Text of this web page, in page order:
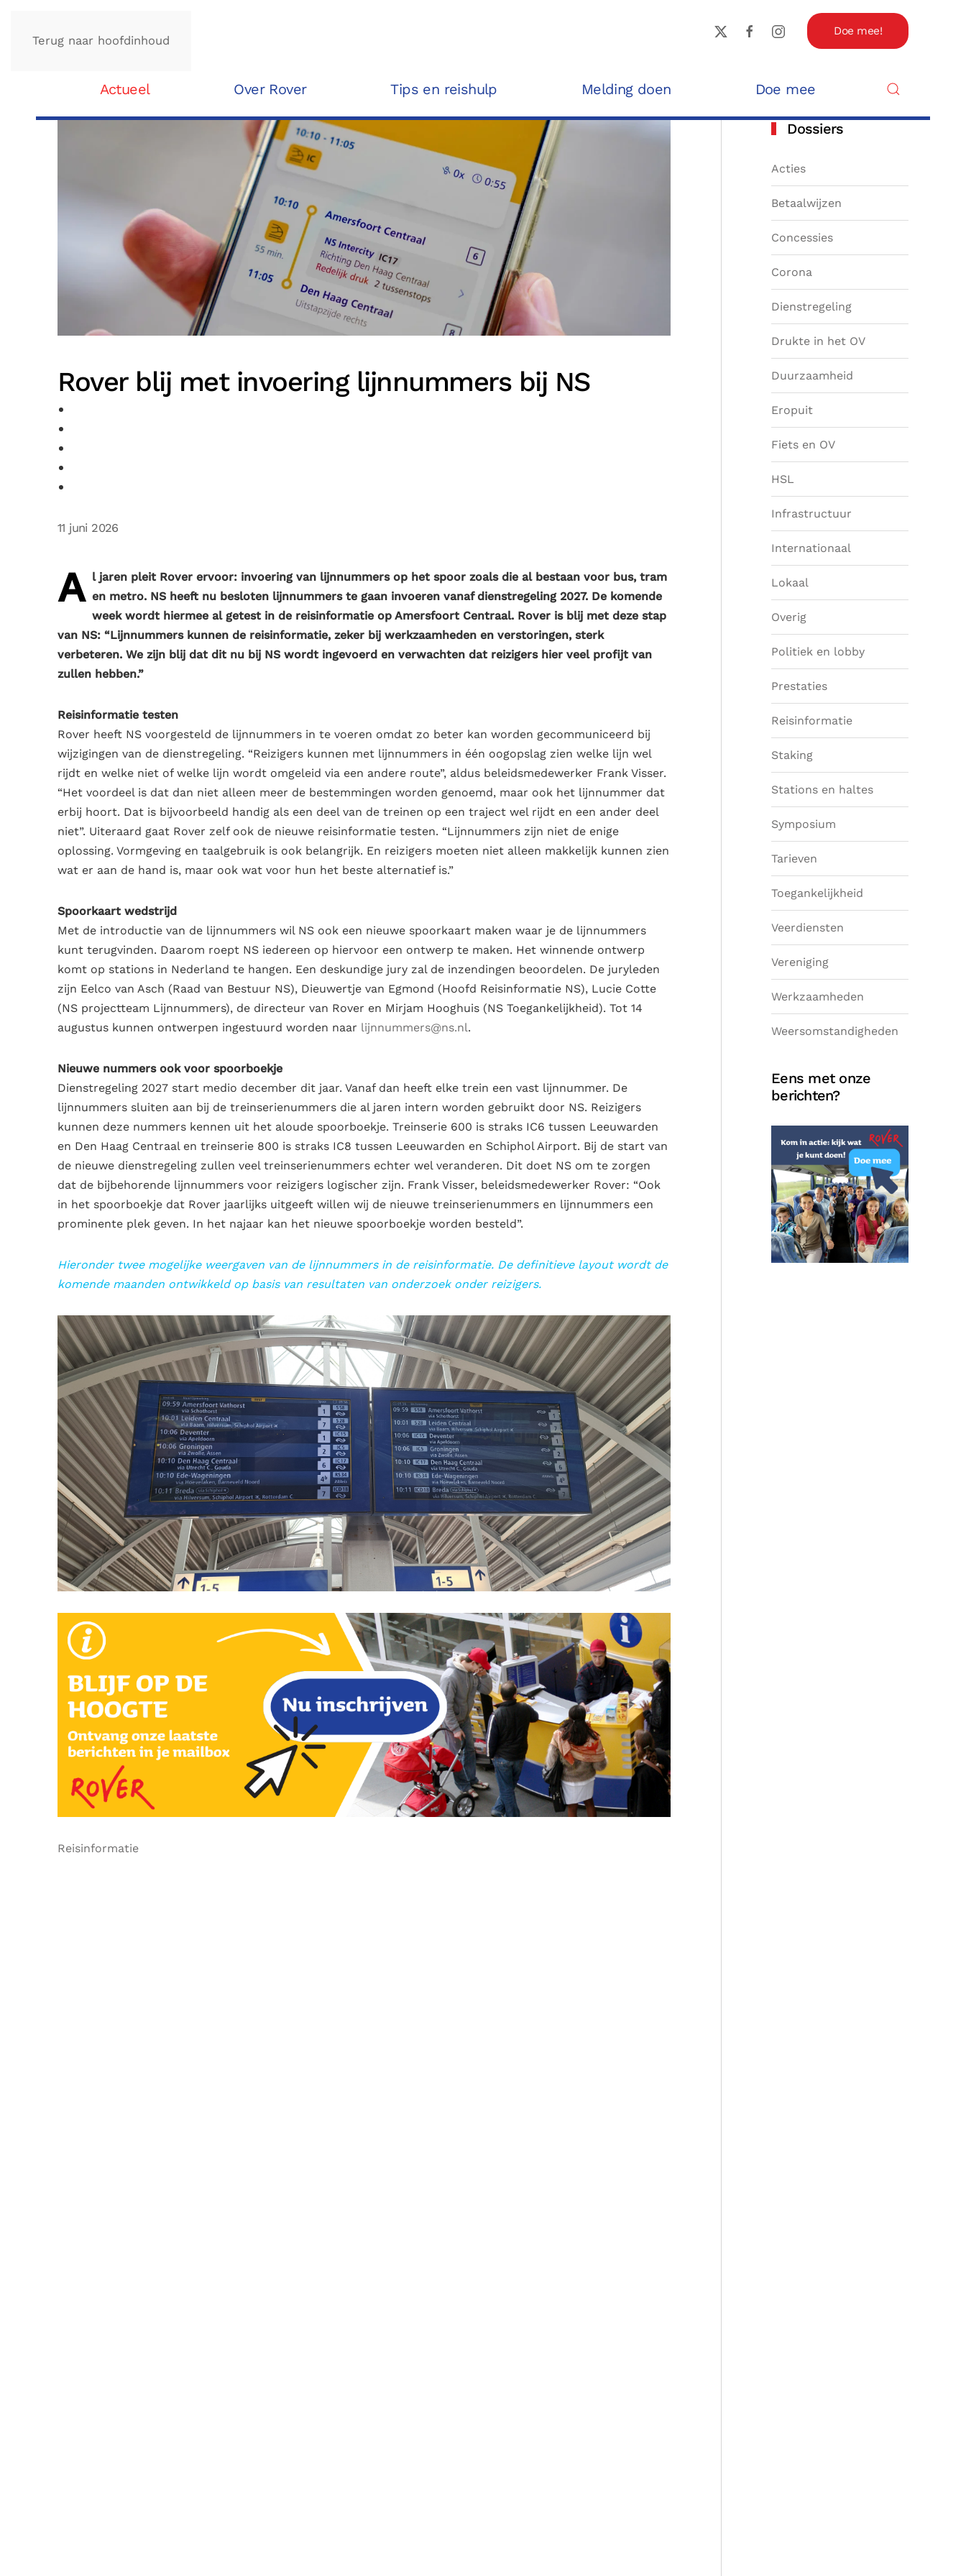
Terug naar hoofdinhoud
Doe mee!
Actueel Over Rover Tips en reishulp Melding doen Doe mee
Rover blij met invoering lijnnummers bij NS
11 juni 2026
A l jaren pleit Rover ervoor: invoering van lijnnummers op het spoor zoals die al bestaan voor bus, tram
en metro. NS heeft nu besloten lijnnummers te gaan invoeren vanaf dienstregeling 2027. De komende
week wordt hiermee al getest in de reisinformatie op Amersfoort Centraal. Rover is blij met deze stap
van NS: “Lijnnummers kunnen de reisinformatie, zeker bij werkzaamheden en verstoringen, sterk
verbeteren. We zijn blij dat dit nu bij NS wordt ingevoerd en verwachten dat reizigers hier veel profijt van
zullen hebben.”
Reisinformatie testen
Rover heeft NS voorgesteld de lijnnummers in te voeren omdat zo beter kan worden gecommuniceerd bij
wijzigingen van de dienstregeling. “Reizigers kunnen met lijnnummers in één oogopslag zien welke lijn wel
rijdt en welke niet of welke lijn wordt omgeleid via een andere route”, aldus beleidsmedewerker Frank Visser.
“Het voordeel is dat dan niet alleen meer de bestemmingen worden genoemd, maar ook het lijnnummer dat
erbij hoort. Dat is bijvoorbeeld handig als een deel van de treinen op een traject wel rijdt en een ander deel
niet”. Uiteraard gaat Rover zelf ook de nieuwe reisinformatie testen. “Lijnnummers zijn niet de enige
oplossing. Vormgeving en taalgebruik is ook belangrijk. En reizigers moeten niet alleen makkelijk kunnen zien
wat er aan de hand is, maar ook wat voor hun het beste alternatief is.”
Spoorkaart wedstrijd
Met de introductie van de lijnnummers wil NS ook een nieuwe spoorkaart maken waar je de lijnnummers
kunt terugvinden. Daarom roept NS iedereen op hiervoor een ontwerp te maken. Het winnende ontwerp
komt op stations in Nederland te hangen. Een deskundige jury zal de inzendingen beoordelen. De juryleden
zijn Eelco van Asch (Raad van Bestuur NS), Dieuwertje van Egmond (Hoofd Reisinformatie NS), Lucie Cotte
(NS projectteam Lijnnummers), de directeur van Rover en Mirjam Hooghuis (NS Toegankelijkheid). Tot 14
augustus kunnen ontwerpen ingestuurd worden naar lijnnummers@ns.nl.
Nieuwe nummers ook voor spoorboekje
Dienstregeling 2027 start medio december dit jaar. Vanaf dan heeft elke trein een vast lijnnummer. De
lijnnummers sluiten aan bij de treinserienummers die al jaren intern worden gebruikt door NS. Reizigers
kunnen deze nummers kennen uit het aloude spoorboekje. Treinserie 600 is straks IC6 tussen Leeuwarden
en Den Haag Centraal en treinserie 800 is straks IC8 tussen Leeuwarden en Schiphol Airport. Bij de start van
de nieuwe dienstregeling zullen veel treinserienummers echter wel veranderen. Dit doet NS om te zorgen
dat de bijbehorende lijnnummers voor reizigers logischer zijn. Frank Visser, beleidsmedewerker Rover: “Ook
in het spoorboekje dat Rover jaarlijks uitgeeft willen wij de nieuwe treinserienummers en lijnnummers een
prominente plek geven. In het najaar kan het nieuwe spoorboekje worden besteld”.
Hieronder twee mogelijke weergaven van de lijnnummers in de reisinformatie. De definitieve layout wordt de
komende maanden ontwikkeld op basis van resultaten van onderzoek onder reizigers.
Reisinformatie
Dossiers
Acties
Betaalwijzen
Concessies
Corona
Dienstregeling
Drukte in het OV
Duurzaamheid
Eropuit
Fiets en OV
HSL
Infrastructuur
Internationaal
Lokaal
Overig
Politiek en lobby
Prestaties
Reisinformatie
Staking
Stations en haltes
Symposium
Tarieven
Toegankelijkheid
Veerdiensten
Vereniging
Werkzaamheden
Weersomstandigheden
Eens met onze
berichten?